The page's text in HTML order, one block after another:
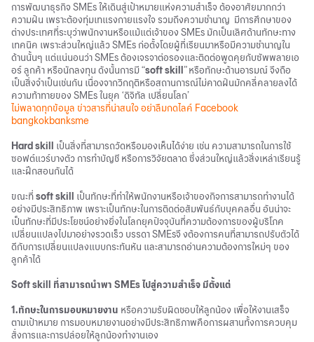
การพัฒนาธุรกิจ SMEs ให้เดินสู่เป้าหมายแห่งความสำเร็จ ต้องอาศัยมากกว่า
ความฝัน เพราะต้องทุ่มเทแรงกายแรงใจ รวมถึงความชำนาญ มีการศึกษาของ
ต่างประเทศที่ระบุว่าพนักงานหรือแม้แต่เจ้าของ SMEs มักเป็นเลิศด้านทักษะทาง
เทคนิค เพราะส่วนใหญ่แล้ว SMEs ก่อตั้งโดยผู้ที่เรียนมาหรือมีความชำนาญใน
ด้านนั้นๆ แต่แน่นอนว่า SMEs ต้องเจรจาต่อรองและติดต่อพูดคุยกับซัพพลายเอ
อร์ ลูกค้า หรือนักลงทุน ดังนั้นการมี “soft skill ” หรือทักษะด้านอารมณ์ จึงถือ
เป็นสิ่งจำเป็นเช่นกัน เนื่องจากวิกฤติหรือสถานการณ์ไม่คาดฝันมักคลี่คลายลงได้
ความท้าทายของ SMEs ในยุค ‘ดิจิทัล เปลี่ยนโลก’
ไม่พลาดทุกข้อมูล ข่าวสารที่น่าสนใจ อย่าลืมกดไลค์ Facebook
bangkokbanksme
Hard skill
เป็นสิ่งที่สามารถวัดหรือมองเห็นได้ง่าย เช่น ความสามารถในการใช้
ซอฟต์แวร์บางตัว การทำบัญชี หรือการวิจัยตลาด ซึ่งส่วนใหญ่แล้วสิ่งเหล่าเรียนรู้
และฝึกสอนกันได้
ขณะที่soft skill เป็นทักษะที่ทำให้พนักงานหรือเจ้าของกิจการสามารถทำงานได้
อย่างมีประสิทธิภาพ เพราะเป็นทักษะในการติดต่อสัมพันธ์กับบุคคลอื่น อันน่าจะ
เป็นทักษะที่มีประโยชน์อย่างยิ่งในโลกยุคปัจจุบันที่ความต้องการของผู้บริโภค
เปลี่ยนแปลงไปมาอย่างรวดเร็ว บรรดา SMEsจึ งต้องการคนที่สามารถปรับตัวได้
ดีกับการเปลี่ยนแปลงแบบกระทันหัน และสามารถอ่านความต้องการใหม่ๆ ของ
ลูกค้าได้
Soft skill ที่สามารถนำพา SMEsไปสู่ความสำเร็จ มีตั้งแต่
1.ทักษะในการมอบหมายงาน หรือความรับผิดชอบให้ลูกน้อง เพื่อให้งานเสร็จ
ตามเป้าหมาย การมอบหมายงานอย่างมีประสิทธิภาพคือการผสานทั้งการควบคุม
สั่งการและการปล่อยให้ลูกน้องทำงานเอง